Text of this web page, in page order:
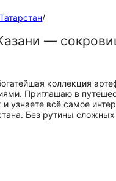
/
—
коллекция
Приглашаю в
узнаете всё самое
Без рутины